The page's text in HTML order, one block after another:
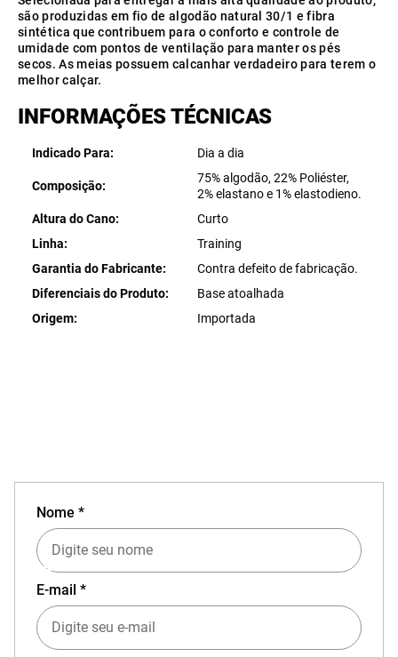
são produzidas em fio de algodão natural 30/1 e fibra
sintética que contribuem para o conforto e controle de
umidade com pontos de ventilação para manter os pés
secos. As meias possuem calcanhar verdadeiro para terem o
melhor calçar.
INFORMAÇÕES TÉCNICAS
Indicado Para Dia a dia
Composição
75% algodão, 22% Poliéster,
2% elastano e 1% elastodieno.
Altura do Cano
Curto
Linha
Training
Garantia do Fabricante
Contra defeito de fabricação.
Diferenciais do Produto
Base atoalhada
Origem
Importada
EXPERIÊNCIA MIZUNO NO APP
Nome *
E-mail *